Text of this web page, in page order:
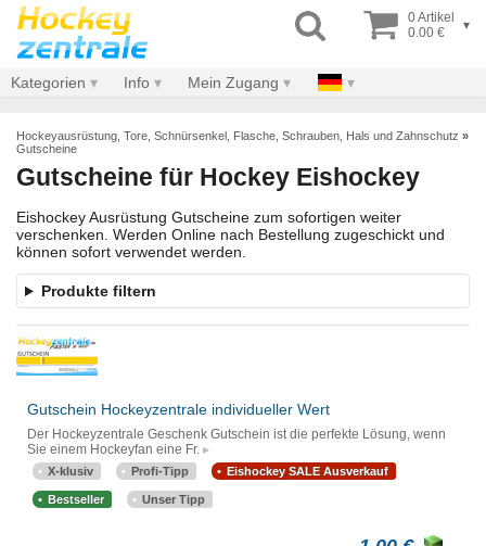
0 Artikel
0.00 €
▾
Kategorien Info Mein Zugang
Hockeyausrüstung, Tore, Schnürsenkel, Flasche, Schrauben, Hals und Zahnschutz »
Gutscheine
Gutscheine für Hockey Eishockey
Eishockey Ausrüstung Gutscheine zum sofortigen weiter
verschenken. Werden Online nach Bestellung zugeschickt und
können sofort verwendet werden.
Produkte filtern
Gutschein Hockeyzentrale individueller Wert
Der Hockeyzentrale Geschenk Gutschein ist die perfekte Lösung, wenn
Sie einem Hockeyfan eine Fr.
X-klusiv Profi-Tipp Eishockey SALE Ausverkauf
Bestseller Unser Tipp